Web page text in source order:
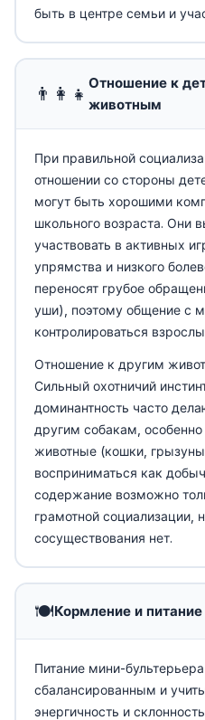
быть в центре семьи и
👨‍👩‍👧
Отношение к
животным
При правильной
отношении со стороны
могут быть хорошими
школьного возраста. Они
участвовать в активных
упрямства и низкого
переносят грубое
уши), поэтому общение с
контролироваться
Отношение к другим
Сильный охотничий
доминантность часто
другим собакам,
животные (кошки,
восприниматься как
содержание возможно
грамотной социализации,
сосуществования нет.
🍽️Кормление и питание
Питание мини-
сбалансированным и
энергичность и